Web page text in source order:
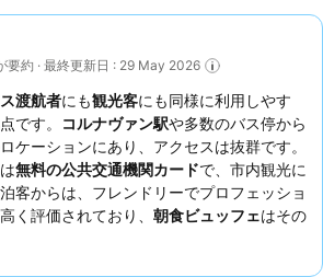
約 · 最終更新日 : 29 May 2026
渡航者にも観光客にも同様に利用しやす
です。
コルナヴァン駅や多数のバス停から
ケーションにあり、アクセスは抜群です。
無料の公共交通機関カードで、市内観光に
客からは、フレンドリーでプロフェッショ
く評価されており、 朝食ビュッフェはその
リクエストすることをおすすめします。